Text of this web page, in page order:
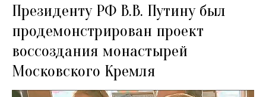
Президенту РФ В.В. Путину был
продемонстрирован проект
воссоздания монастырей
Московского Кремля